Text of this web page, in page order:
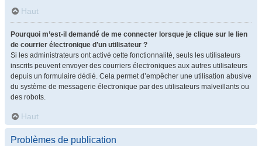
Haut
Pourquoi m’est-il demandé de me connecter lorsque je clique sur le lien
de courrier électronique d’un utilisateur ?
Si les administrateurs ont activé cette fonctionnalité, seuls les utilisateurs
inscrits peuvent envoyer des courriers électroniques aux autres utilisateurs
depuis un formulaire dédié. Cela permet d’empêcher une utilisation abusive
du système de messagerie électronique par des utilisateurs malveillants ou
des robots.
Haut
Problèmes de publication